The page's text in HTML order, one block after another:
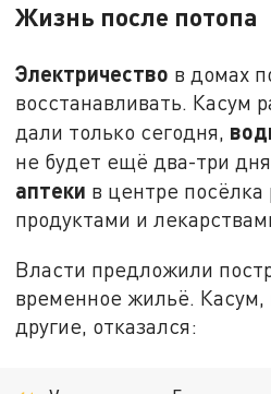
Жизнь после потопа
Электричество в домах
восстанавливать. Касум
дали только сегодня,
не будет ещё два-три
аптеки в центре
продуктами и
Власти предложили
временное жильё. Касум,
другие, отказался: